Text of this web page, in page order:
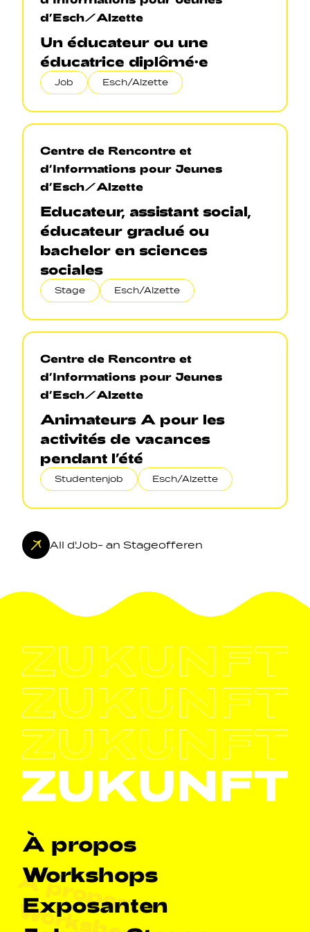
d’Esch/Alzette
Un éducateur ou une
éducatrice diplômé·e
Job Esch/Alzette
Centre de Rencontre et
d’Informations pour Jeunes
d’Esch/Alzette
Educateur, assistant social,
éducateur gradué ou
bachelor en sciences
sociales
Stage Esch/Alzette
Centre de Rencontre et
d’Informations pour Jeunes
d’Esch/Alzette
Animateurs A pour les
activités de vacances
pendant l’été
Studentenjob Esch/Alzette
All d'Job- an Stageofferen
Haapt-Navigatioun
À propos
À propos
Workshops
Exposanten